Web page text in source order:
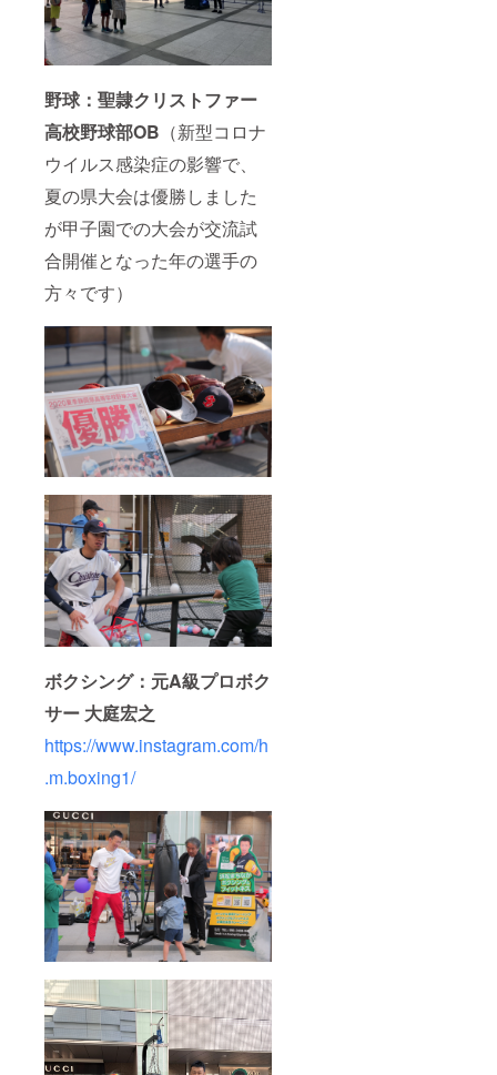
野球：聖隷クリストファー
高校野球部OB （新型コロナ
ウイルス感染症の影響で、
夏の県大会は優勝しました
が甲子園での大会が交流試
合開催となった年の選手の
方々です）
ボクシング：元A級プロボク
サー 大庭宏之
https://www.instagram.com/h
.m.boxing1/